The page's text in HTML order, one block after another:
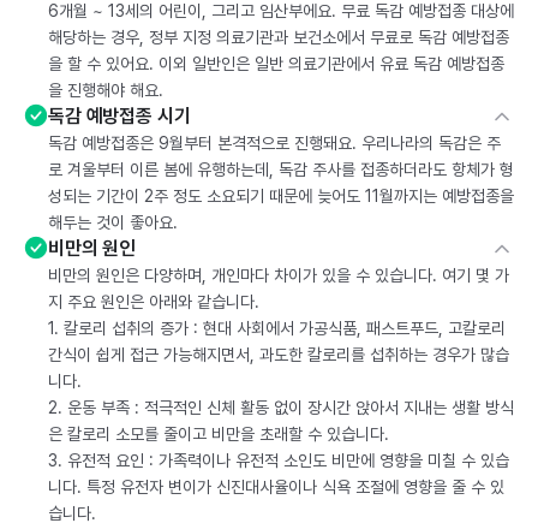
6개월 ~ 13세의 어린이, 그리고 임산부에요. 무료 독감 예방접종 대상에
해당하는 경우, 정부 지정 의료기관과 보건소에서 무료로 독감 예방접종
을 할 수 있어요. 이외 일반인은 일반 의료기관에서 유료 독감 예방접종
을 진행해야 해요.
독감 예방접종 시기
독감 예방접종은 9월부터 본격적으로 진행돼요. 우리나라의 독감은 주
로 겨울부터 이른 봄에 유행하는데, 독감 주사를 접종하더라도 항체가 형
성되는 기간이 2주 정도 소요되기 때문에 늦어도 11월까지는 예방접종을
해두는 것이 좋아요.
비만의 원인
비만의 원인은 다양하며, 개인마다 차이가 있을 수 있습니다. 여기 몇 가
지 주요 원인은 아래와 같습니다.
1. 칼로리 섭취의 증가 : 현대 사회에서 가공식품, 패스트푸드, 고칼로리
간식이 쉽게 접근 가능해지면서, 과도한 칼로리를 섭취하는 경우가 많습
니다.
2. 운동 부족 : 적극적인 신체 활동 없이 장시간 앉아서 지내는 생활 방식
은 칼로리 소모를 줄이고 비만을 초래할 수 있습니다.
3. 유전적 요인 : 가족력이나 유전적 소인도 비만에 영향을 미칠 수 있습
니다. 특정 유전자 변이가 신진대사율이나 식욕 조절에 영향을 줄 수 있
습니다.